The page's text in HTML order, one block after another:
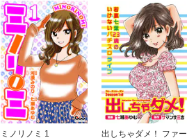
ミノリノミ 1
出しちゃダメ！ ファー